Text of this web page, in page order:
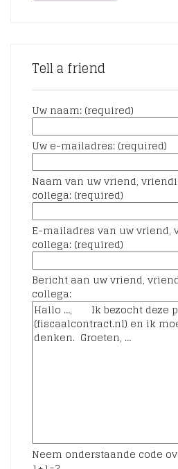
Tell a friend
Uw naam: (required)
Uw e-mailadres: (required)
Naam van uw vriend,
collega: (required)
E-mailadres van uw vriend,
collega: (required)
Bericht aan uw vriend,
collega:
Neem onderstaande code